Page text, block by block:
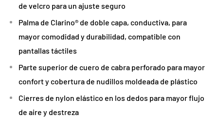
de velcro para un ajuste seguro
Palma de Clarino® de doble capa, conductiva, para
mayor comodidad y durabilidad, compatible con
pantallas táctiles
Parte superior de cuero de cabra perforado para mayor
confort y cobertura de nudillos moldeada de plástico
Cierres de nylon elástico en los dedos para mayor flujo
de aire y destreza